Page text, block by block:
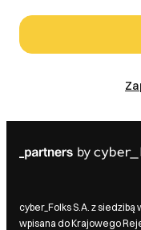
cyber_Folks S.A. z
wpisana do Krajowego